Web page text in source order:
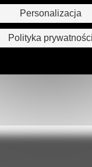
Napisz do nas
Personalizacja
Polityka prywatności